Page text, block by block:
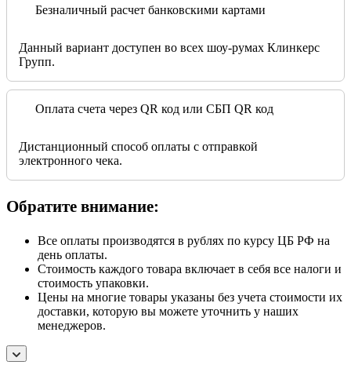
Безналичный расчет банковскими картами
Данный вариант доступен во всех шоу-румах Клинкерс
Групп.
Оплата счета через QR код или СБП QR код
Дистанционный способ оплаты с отправкой
электронного чека.
Обратите внимание:
Все оплаты производятся в рублях по курсу ЦБ РФ на
день оплаты.
Стоимость каждого товара включает в себя все налоги и
стоимость упаковки.
Цены на многие товары указаны без учета стоимости их
доставки, которую вы можете уточнить у наших
менеджеров.